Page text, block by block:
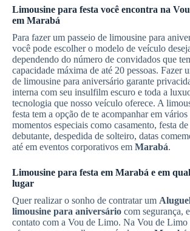
Limousine para festa você encontra na
em Marabá
Para fazer um passeio de limousine para
você pode escolher o modelo de veículo
dependendo do número de convidados que
capacidade máxima de até 20 pessoas. Fazer
de limousine para aniversário garante
interna com seu insulfilm escuro e toda a
tecnologia que nosso veículo oferece. A
festa tem a opção de te acompanhar em vários
momentos especiais como casamento, festa de
debutante, despedida de solteiro, datas
até em eventos corporativos em Marabá.
Limousine para festa em Marabá e em
lugar
Quer realizar o sonho de contratar um
limousine para aniversário com segurança,
contato com a Vou de Limo. Na Vou de Limo